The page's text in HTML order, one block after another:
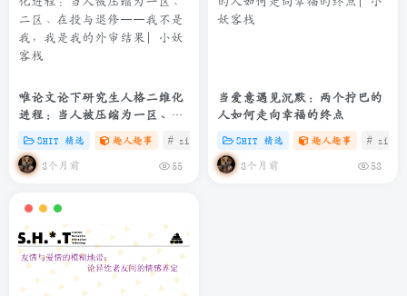
唯论文论下研究生人格二维化
进程：当人被压缩为一区、二
区、在投与退修——我不是
我，我是我的外审结果
SHIT 精选 趣人趣事 # zibll # C # SHIT
3个月前 55
当爱意遇见沉默：两个拧巴的
人如何走向幸福的终点
SHIT 精选 趣人趣事 # zibll
3个月前 53